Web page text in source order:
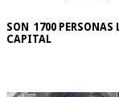
SON 1700
CAPITAL